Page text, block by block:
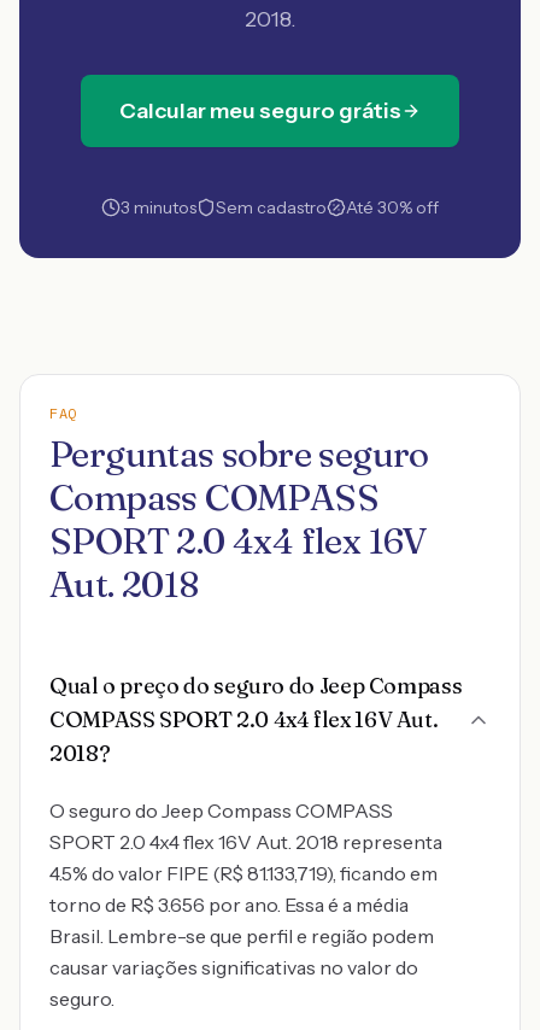
2018.
Calcular meu seguro grátis
3 minutos Sem cadastro Até 30% off
FAQ
Perguntas sobre seguro
Compass COMPASS
SPORT 2.0 4x4 flex 16V
Aut. 2018
Qual o preço do seguro do Jeep Compass
COMPASS SPORT 2.0 4x4 flex 16V Aut.
2018?
O seguro do Jeep Compass COMPASS
SPORT 2.0 4x4 flex 16V Aut. 2018 representa
4.5% do valor FIPE (R$ 81.133,719), ficando em
torno de R$ 3.656 por ano. Essa é a média
Brasil. Lembre-se que perfil e região podem
causar variações significativas no valor do
seguro.